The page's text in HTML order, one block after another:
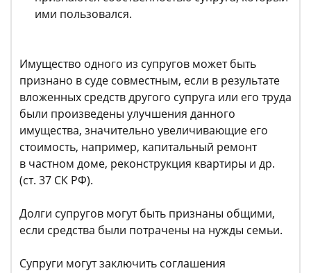
ими пользовался.
Имущество одного из супругов может быть
признано в суде совместным, если в результате
вложенных средств другого супруга или его труда
были произведены улучшения данного
имущества, значительно увеличивающие его
стоимость, например, капитальный ремонт
в частном доме, реконструкция квартиры и др.
(ст. 37 СК РФ).
Долги супругов могут быть признаны общими,
если средства были потрачены на нужды семьи.
Супруги могут заключить соглашения